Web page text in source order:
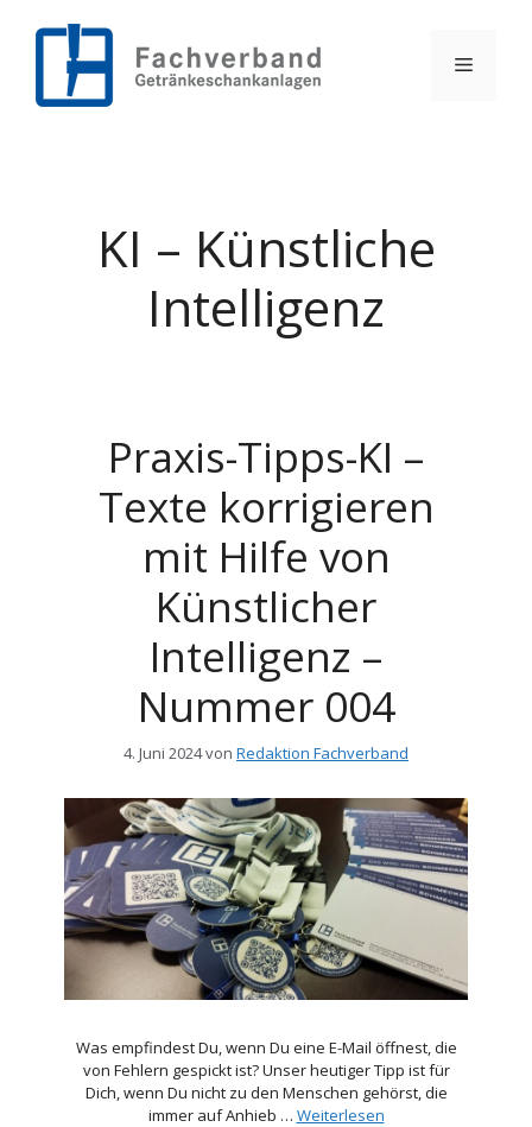
Inhalt
Menü
KI – Künstliche
Intelligenz
Praxis-Tipps-KI –
Texte korrigieren
mit Hilfe von
Künstlicher
Intelligenz –
Nummer 004
4. Juni 2024von Redaktion Fachverband
Was empfindest Du, wenn Du eine E-Mail öffnest, die
von Fehlern gespickt ist? Unser heutiger Tipp ist für
Dich, wenn Du nicht zu den Menschen gehörst, die
immer auf Anhieb … Weiterlesen